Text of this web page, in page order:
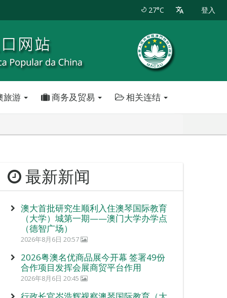
27°C 登入
旅游 商务及贸易 相关连结
最新新闻
澳大首批研究生顺利入住澳琴国际教育
（大学）城第一期——澳门大学办学点
（德智广场）
2026年8月6日 20:57
2026粤澳名优商品展今开幕 签署49份
合作项目发挥会展商贸平台作用
2026年8月6日 20:45